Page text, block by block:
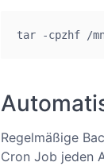
tar -cpzhf /
Regelmäßige
Cron Job jeden